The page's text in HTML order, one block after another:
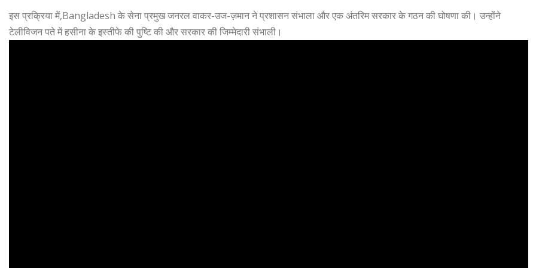
इस प्रक्रिया में,Bangladesh के सेना प्रमुख जनरल वाकर-उज-ज़मान ने प्रशासन संभाला और एक अंतरिम सरकार के गठन की घोषणा की। उन्होंने
टेलीविजन पते में हसीना के इस्तीफे की पुष्टि की और सरकार की जिम्मेदारी संभाली।